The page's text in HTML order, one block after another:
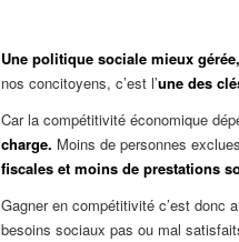
Une politique sociale mieux
nos concitoyens, c’est l’une des
Car la compétitivité économique
charge. Moins de personnes
fiscales et moins de prestations
Gagner en compétitivité c’est donc
besoins sociaux pas ou mal